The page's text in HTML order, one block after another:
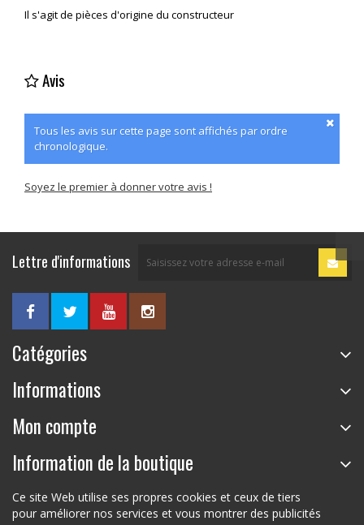
Il s'agit de pièces d'origine du constructeur
Avis
Tous les avis sur cette page sont affichés par ordre
chronologique.
Soyez le premier à donner votre avis !
Lettre d'informations
Catégories
Informations
Mon compte
Information de la boutique
Ce site Web utilise ses propres cookies et ceux de tiers
pour améliorer nos services et vous montrer des publicités